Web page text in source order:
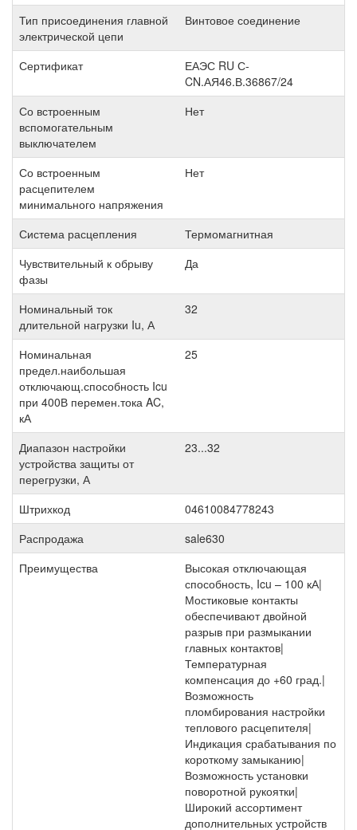
Тип присоединения главной
электрической цепи
Винтовое соединение
Сертификат
ЕАЭС RU С-
CN.АЯ46.В.36867/24
Со встроенным
вспомогательным
выключателем
Нет
Со встроенным
расцепителем
минимального напряжения
Нет
Система расцепления
Термомагнитная
Чувствительный к обрыву
фазы
Да
Номинальный ток
длительной нагрузки Iu, А
32
Номинальная
предел.наибольшая
отключающ.способность Icu
при 400В перемен.тока AC,
кА
25
Диапазон настройки
устройства защиты от
перегрузки, А
23...32
Штрихкод
04610084778243
Распродажа
sale630
Преимущества
Высокая отключающая
способность, Icu – 100 кА|
Мостиковые контакты
обеспечивают двойной
разрыв при размыкании
главных контактов|
Температурная
компенсация до +60 град.|
Возможность
пломбирования настройки
теплового расцепителя|
Индикация срабатывания по
короткому замыканию|
Возможность установки
поворотной рукоятки|
Широкий ассортимент
дополнительных устройств